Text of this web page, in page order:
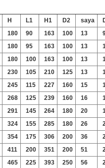
H L1 H1 D2 saya
180 90 163 100 13
180 95 163 100 13
180 100 163 100 13
230 105 210 125 13
245 115 227 160 15
268 125 239 160 16
291 145 264 180 20
324 155 285 180 26
354 175 306 200 36
411 200 351 200 51
465 225 393 250 56